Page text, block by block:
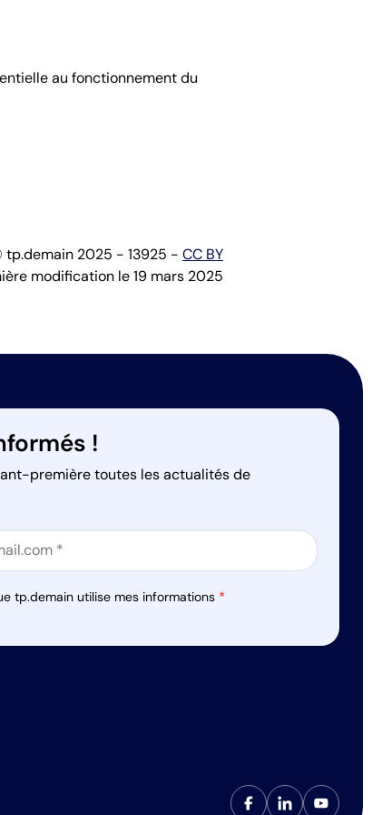
au fonctionnement du
tp.demain 2025 - 13925 - CC BY
modification le 19 mars 2025
!
première toutes les actualités de
tp.demain utilise mes informations *